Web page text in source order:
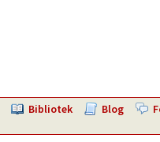
Bibliotek Blog